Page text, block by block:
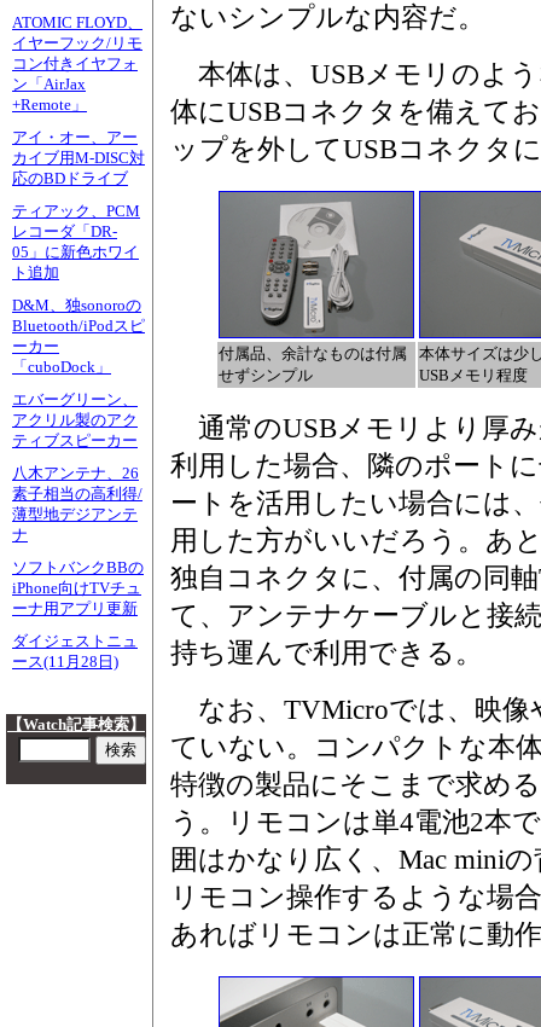
ATOMIC FLOYD、
イヤーフック/リモ
コン付きイヤフォ
ン「AirJax
+Remote」
アイ・オー、アー
カイブ用M-DISC対
応のBDドライブ
ティアック、PCM
レコーダ「DR-
05」に新色ホワイ
ト追加
D&M、独sonoroの
Bluetooth/iPodスピ
ーカー
「cuboDock」
エバーグリーン、
アクリル製のアク
ティブスピーカー
八木アンテナ、26
素子相当の高利得/
薄型地デジアンテ
ナ
ソフトバンクBBの
iPhone向けTVチュ
ーナ用アプリ更新
ダイジェストニュ
ース(11月28日)
【Watch記事検索】
ないシンプルな内容だ。
本体は、USBメモリのよ
体にUSBコネクタを備えて
ップを外してUSBコネクタ
付属品、余計なものは付属
せずシンプル
本体サイズは少
USBメモリ程度
通常のUSBメモリより厚
利用した場合、隣のポート
ートを活用したい場合には
用した方がいいだろう。あ
独自コネクタに、付属の同
て、アンテナケーブルと接
持ち運んで利用できる。
なお、TVMicroでは、映像
ていない。コンパクトな本
特徴の製品にそこまで求め
う。リモコンは単4電池2本
囲はかなり広く、Mac mini
リモコン操作するような場
あればリモコンは正常に動